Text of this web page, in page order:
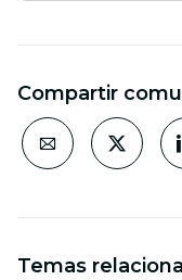
Compartir
Temas